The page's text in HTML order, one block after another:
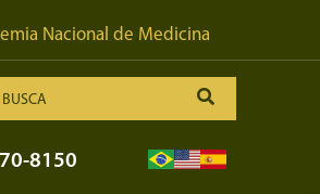
Nacional de Medicina
8150